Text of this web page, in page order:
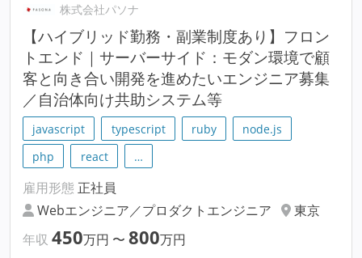
株式会社パソナ
【ハイブリッド勤務・副業制度あり】フロン
トエンド｜サーバーサイド：モダン環境で顧
客と向き合い開発を進めたいエンジニア募集
／自治体向け共助システム等
javascript typescript ruby
node.js
php
react …
雇用形態 正社員
Webエンジニア／プロダクトエンジニア
東京
年収 450万円 〜 800万円